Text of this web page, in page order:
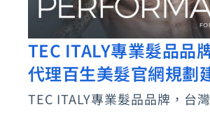
TEC ITALY專業髮品品
代理百生美髮官網規劃
TEC ITALY專業髮品品牌，台
TEC
ITALY
專